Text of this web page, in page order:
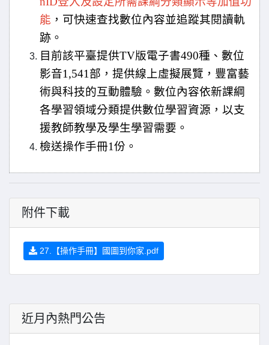
能 ，可快速查找數位內容並追蹤其閱讀軌
跡。
目前該平臺提供TV版電子書490種、數位
影音1,541部，提供線上虛擬展覽，豐富藝
術與科技的互動體驗。數位內容依新課綱
各學習領域分類提供數位學習資源，以支
援教師教學及學生學習需要。
檢送操作手冊1份。
附件下載
27.【操作手冊】國圖到你家.pdf
近月內熱門公告